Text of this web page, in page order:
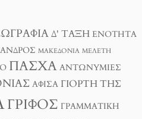
Δ' ΤΆΞΗ ΕΝΌΤΗΤΑ
ΜΑΚΕΔΟΝΊΑ ΜΕΛΈΤΗ
ΠΆΣΧΑ ΑΝΤΩΝΥΜΊΕΣ
ΑΦΊΣΑ ΓΙΟΡΤΉ ΤΗΣ
ΓΡΊΦΟΣ ΓΡΑΜΜΑΤΙΚΉ